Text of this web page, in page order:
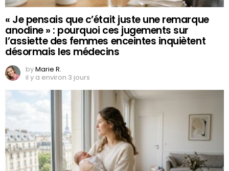
« Je pensais que c’était juste une remarque
anodine » : pourquoi ces jugements sur
l’assiette des femmes enceintes inquiètent
désormais les médecins
byMarie R.
il y a environ 3 jours